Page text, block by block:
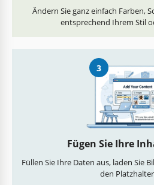
Ändern Sie ganz einfach Farben,
entsprechend Ihrem Stil
3
Fügen Sie Ihre
Füllen Sie Ihre Daten aus, laden Sie
den